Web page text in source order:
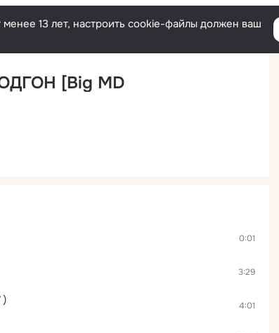
13 лет, настроить cookie-файлы должен ваш
[Big MD
0:01
3:29
) 4:01